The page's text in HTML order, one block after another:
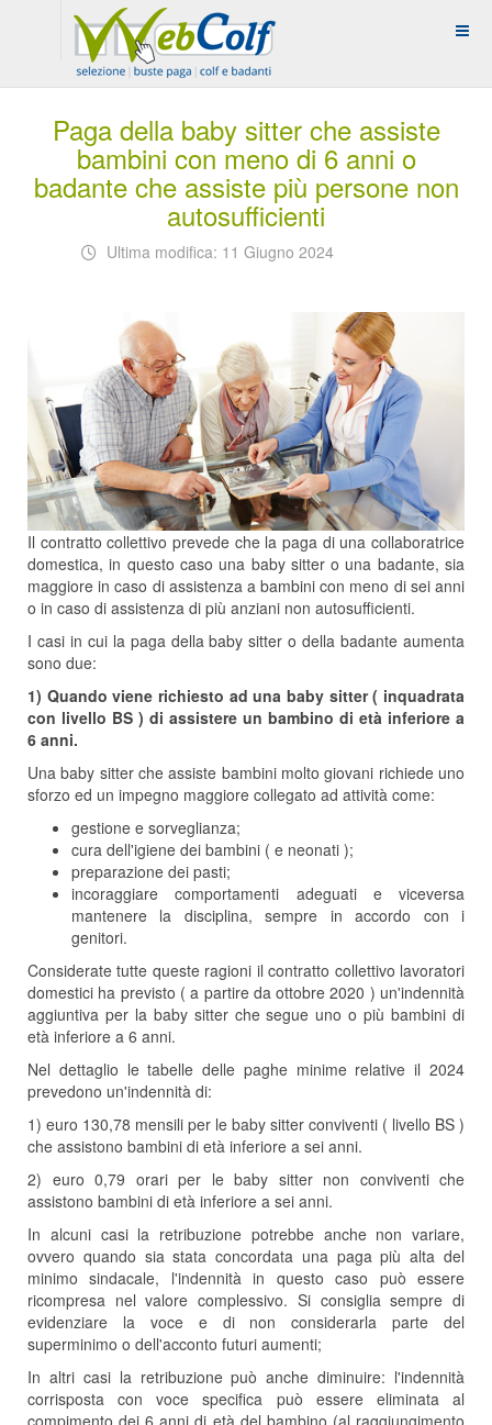
Paga della baby sitter che assiste
bambini con meno di 6 anni o
badante che assiste più persone non
autosufficienti
Ultima modifica: 11 Giugno 2024
Il contratto collettivo prevede che la paga di una collaboratrice
domestica, in questo caso una baby sitter o una badante, sia
maggiore in caso di assistenza a bambini con meno di sei anni
o in caso di assistenza di più anziani non autosufficienti.
I casi in cui la paga della baby sitter o della badante aumenta
sono due:
1) Quando viene richiesto ad una baby sitter ( inquadrata
con livello BS ) di assistere un bambino di età inferiore a
6 anni.
Una baby sitter che assiste bambini molto giovani richiede uno
sforzo ed un impegno maggiore collegato ad attività come:
gestione e sorveglianza;
cura dell'igiene dei bambini ( e neonati );
preparazione dei pasti;
incoraggiare comportamenti adeguati e viceversa
mantenere la disciplina, sempre in accordo con i
genitori.
Considerate tutte queste ragioni il contratto collettivo lavoratori
domestici ha previsto ( a partire da ottobre 2020 ) un'indennità
aggiuntiva per la baby sitter che segue uno o più bambini di
età inferiore a 6 anni.
Nel dettaglio le tabelle delle paghe minime relative il 2024
prevedono un'indennità di:
1) euro 130,78 mensili per le baby sitter conviventi ( livello BS )
che assistono bambini di età inferiore a sei anni.
2) euro 0,79 orari per le baby sitter non conviventi che
assistono bambini di età inferiore a sei anni.
In alcuni casi la retribuzione potrebbe anche non variare,
ovvero quando sia stata concordata una paga più alta del
minimo sindacale, l'indennità in questo caso può essere
ricompresa nel valore complessivo. Si consiglia sempre di
evidenziare la voce e di non considerarla parte del
superminimo o dell'acconto futuri aumenti;
In altri casi la retribuzione può anche diminuire: l'indennità
corrisposta con voce specifica può essere eliminata al
compimento dei 6 anni di età del bambino (al raggiungimento